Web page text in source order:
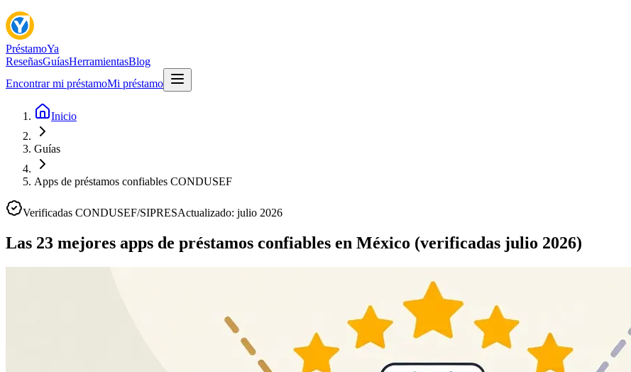
PréstamoYa
ReseñasGuíasHerramientasBlog
Encontrar mi préstamoMi préstamo
Inicio
Guías
Apps de préstamos confiables CONDUSEF
Verificadas CONDUSEF/SIPRESActualizado: julio 2026
Las 23 mejores apps de préstamos confiables en México (verificadas julio 2026)